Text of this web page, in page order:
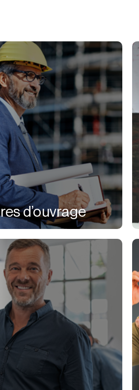
d’ouvrage